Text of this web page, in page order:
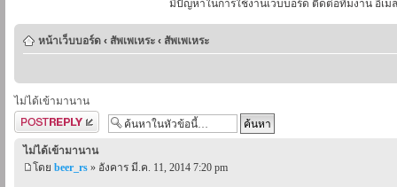
มีปัญหาในการใช้งานเวบบอร์ด ติดต่อทีมงาน อีเม
หน้าเว็บบอร์ด ‹ สัพเพเหระ ‹ สัพเพเหระ
ไม่ได้เข้ามานาน
ตอบกระทู้
ไม่ได้เข้ามานาน
โดย beer_rs » อังคาร มี.ค. 11, 2014 7:20 pm